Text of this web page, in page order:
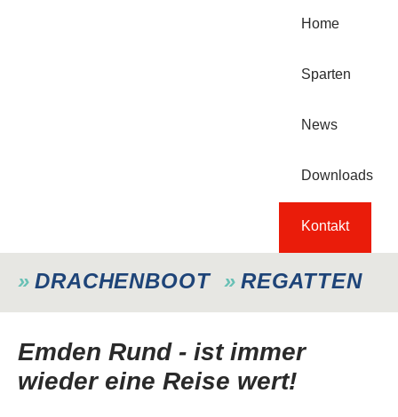
Home
Sparten
News
Downloads
Kontakt
DRACHENBOOT REGATTEN
Emden Rund - ist immer
wieder eine Reise wert!